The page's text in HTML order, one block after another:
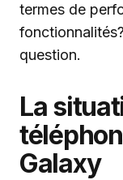
termes de
question.
La
Galaxy